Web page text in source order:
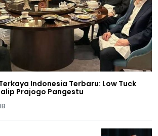
Indonesia Terbaru: Low Tuck
Prajogo Pangestu